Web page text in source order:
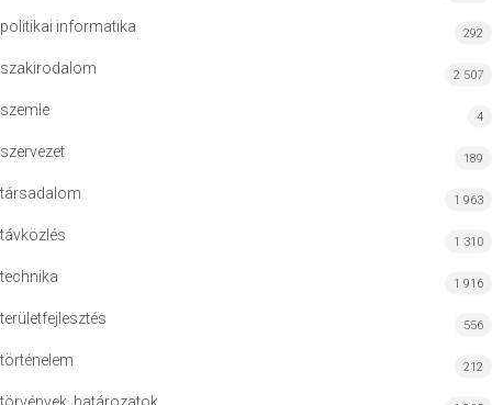
politikai informatika 292
szakirodalom 2 507
szemle 4
szervezet 189
társadalom 1 963
távközlés 1 310
technika 1 916
területfejlesztés 556
történelem 212